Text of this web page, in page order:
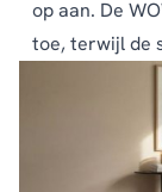
op aan. De
toe, terwijl de